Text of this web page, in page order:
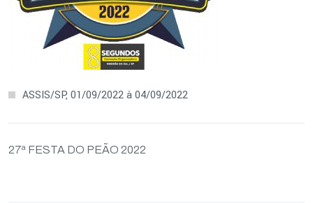
ASSIS/SP, 01/09/2022 à 04/09/2022
27ª FESTA DO PEÃO 2022